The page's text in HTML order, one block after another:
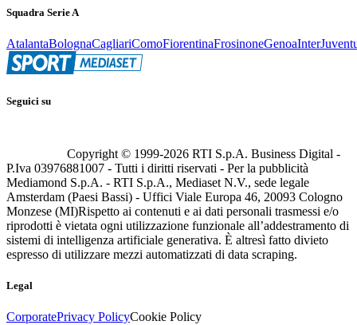
Squadra Serie A
AtalantaBolognaCagliariComoFiorentinaFrosinoneGenoaInter
Seguici su
Copyright © 1999-2026 RTI S.p.A. Business Digital -
P.Iva 03976881007 - Tutti i diritti riservati - Per la pubblicità
Mediamond S.p.A. - RTI S.p.A., Mediaset N.V., sede legale
Amsterdam (Paesi Bassi) - Uffici Viale Europa 46, 20093 Cologno
Monzese (MI)Rispetto ai contenuti e ai dati personali trasmessi e/o
riprodotti è vietata ogni utilizzazione funzionale all’addestramento di
sistemi di intelligenza artificiale generativa. È altresì fatto divieto
espresso di utilizzare mezzi automatizzati di data scraping.
Legal
CorporatePrivacy PolicyCookie Policy